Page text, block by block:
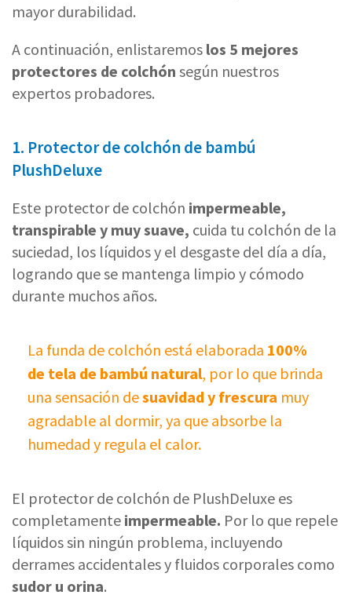
mayor durabilidad.
A continuación, enlistaremos los 5 mejores
protectores de colchón según nuestros
expertos probadores.
1. Protector de colchón de bambú
PlushDeluxe
Este protector de colchón impermeable,
transpirable y muy suave, cuida tu colchón de la
suciedad, los líquidos y el desgaste del día a día,
logrando que se mantenga limpio y cómodo
durante muchos años.
La funda de colchón está elaborada 100%
de tela de bambú natural, por lo que brinda
una sensación desuavidad y frescura muy
agradable al dormir, ya que absorbe la
humedad y regula el calor.
El protector de colchón de PlushDeluxe es
completamente impermeable. Por lo que repele
líquidos sin ningún problema, incluyendo
derrames accidentales y fluidos corporales como
sudor u orina.